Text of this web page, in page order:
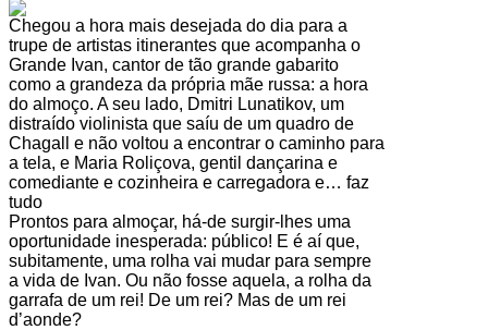
Chegou a hora mais desejada do dia para a
trupe de artistas itinerantes que acompanha o
Grande Ivan, cantor de tão grande gabarito
como a grandeza da própria mãe russa: a hora
do almoço. A seu lado, Dmitri Lunatikov, um
distraído violinista que saíu de um quadro de
Chagall e não voltou a encontrar o caminho para
a tela, e Maria Roliçova, gentil dançarina e
comediante e cozinheira e carregadora e… faz
tudo
Prontos para almoçar, há-de surgir-lhes uma
oportunidade inesperada: público! E é aí que,
subitamente, uma rolha vai mudar para sempre
a vida de Ivan. Ou não fosse aquela, a rolha da
garrafa de um rei! De um rei? Mas de um rei
d’aonde?